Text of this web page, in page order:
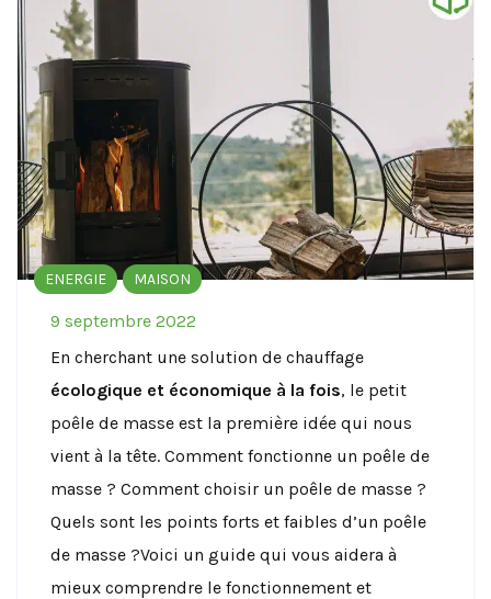
ENERGIE MAISON
9 septembre 2022
En cherchant une solution de chauffage
écologique et économique à la fois, le petit
poêle de masse est la première idée qui nous
vient à la tête. Comment fonctionne un poêle de
masse ? Comment choisir un poêle de masse ?
Quels sont les points forts et faibles d’un poêle
de masse ?Voici un guide qui vous aidera à
mieux comprendre le fonctionnement et